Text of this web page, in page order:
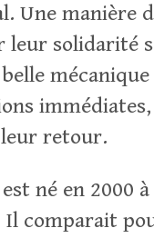
Une manière
leur solidarité
mécanique
retour.
né en 2000 à
Il comparait